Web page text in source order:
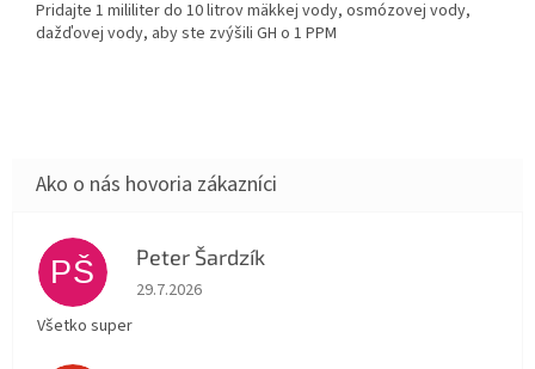
Pridajte 1 mililiter do 10 litrov mäkkej vody, osmózovej vody,
dažďovej vody, aby ste zvýšili GH o 1 PPM
PŠ Peter Šardzík
Hodnotenie obchodu je 5 z 5 hviezdičiek.
29.7.2026
Všetko super